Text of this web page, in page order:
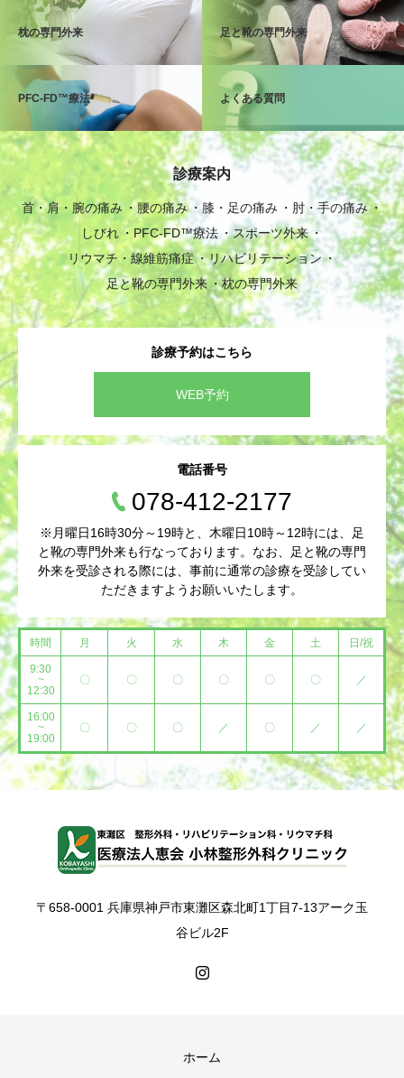
枕の専門外来 足と靴の専門外来
PFC-FD™療法 よくある質問
診療案内
首・肩・腕の痛み 腰の痛み 膝・足の痛み
肘・手の痛み
しびれ
PFC-FD™療法
スポーツ外来
リウマチ・線維筋痛症
リハビリテーション
足と靴の専門外来
枕の専門外来
診療予約はこちら
WEB予約
電話番号
078-412-2177
※月曜日16時30分～19時と、木曜日10時～12時には、足
と靴の専門外来も行なっております。なお、足と靴の専門
外来を受診される際には、事前に通常の診療を受診してい
ただきますようお願いいたします。
時間 月 火 水 木 金 土 日/祝
9:30
~
12:30
〇 〇 〇 〇 〇 〇 ／
16:00
~
19:00
〇 〇 〇 ／ 〇 ／ ／
〒658-0001 兵庫県神戸市東灘区森北町1丁目7-13アーク玉
谷ビル2F
ホーム